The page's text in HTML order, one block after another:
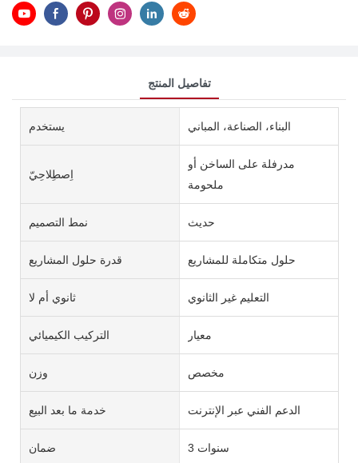
تفاصيل المنتج
يستخدم البناء، الصناعة، المباني
اِصطِلاحِيّ
مدرفلة على الساخن أو
ملحومة
نمط التصميم حديث
قدرة حلول المشاريع حلول متكاملة للمشاريع
ثانوي أم لا التعليم غير الثانوي
التركيب الكيميائي معيار
وزن مخصص
خدمة ما بعد البيع الدعم الفني عبر الإنترنت
ضمان 3 سنوات